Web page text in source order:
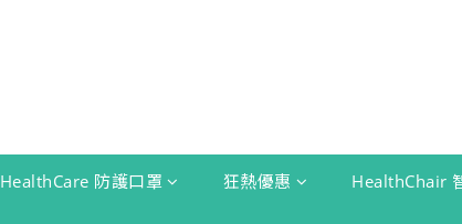
HealthCare 防護口罩 狂熱優惠 HealthChair